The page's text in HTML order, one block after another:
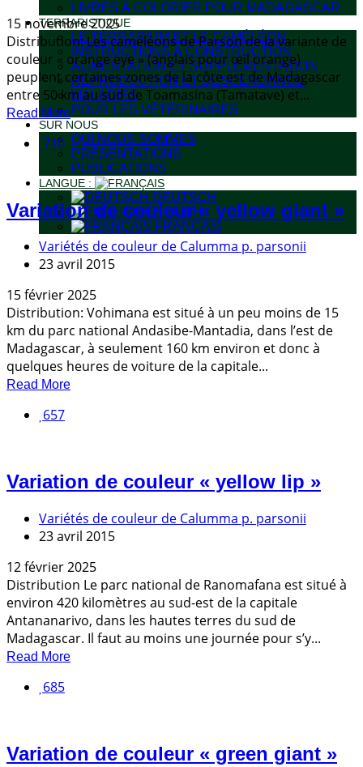
LIVRES À COLORIER POUR MADAGASCAR
TERRARISTIQUE
LE TERRARIUM ET LE CAMÉLÉON
INSTRUCTIONS À CONSTRUCTION
ALIMENTATION ET SUPPLEMENTATION
REPRODUCTION ET DESCENDANCE
MALADIES
POUR LES VÉTÉRINAIRES
SUR NOUS
QUI NOUS SOMMES
PRÉSENTATIONS
PUBLICATIONS
LANGUE :
DEUTSCH
ENGLISH
FRANÇAIS
15 novembre 2025
Distribution: Les caméléons de Parson de la variante de
couleur « orange eye » (anglais pour œil orange)
peuplent certaines zones de la côte est de Madagascar
entre 50 km au sud de Toamasina (Tamatave) et...
Read More
710
Variation de couleur « yellow giant »
Variétés de couleur de Calumma p. parsonii
23 avril 2015
15 février 2025
Distribution: Vohimana est situé à un peu moins de 15
km du parc national Andasibe-Mantadia, dans l’est de
Madagascar, à seulement 160 km environ et donc à
quelques heures de voiture de la capitale...
Read More
657
Variation de couleur « yellow lip »
Variétés de couleur de Calumma p. parsonii
23 avril 2015
12 février 2025
Distribution Le parc national de Ranomafana est situé à
environ 420 kilomètres au sud-est de la capitale
Antananarivo, dans les hautes terres du sud de
Madagascar. Il faut au moins une journée pour s’y...
Read More
685
Variation de couleur « green giant »